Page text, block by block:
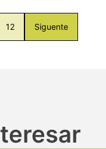
12 Siguente